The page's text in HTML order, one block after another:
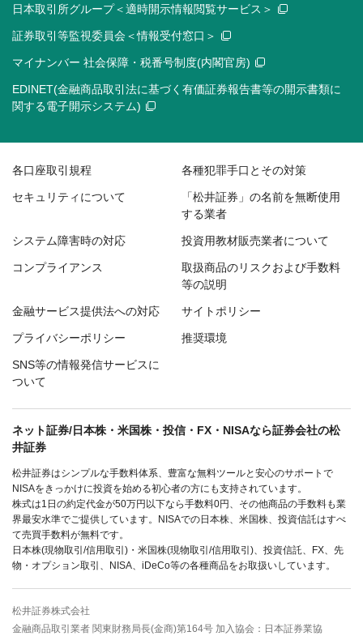
日本取引所グループ＜適時開示情報閲覧サービス＞
証券取引等監視委員会＜情報受付窓口＞
マイナンバー 社会保障・税番号制度(内閣官房)
EDINET(金融商品取引法に基づく有価証券報告書等の開示書類に
関する電子開示システム)
各口座取引規程 各種犯罪手口とその対策
セキュリティについて
「松井証券」の名前を無断使用
する業者
システム障害時の対応 投資用教材販売業者について
コンプライアンス
取扱商品のリスクおよび手数料
等の説明
金融サービス提供法への対応 サイトポリシー
プライバシーポリシー 推奨環境
SNS等の情報発信サービスに
ついて
ネット証券/日本株・米国株・投信・FX・NISAなら証券会社の松
井証券
松井証券はシンプルな手数料体系、豊富な無料ツールと安心のサポートで
NISAをきっかけに投資を始める初心者の方にも支持されています。
株式は1日の約定代金が50万円以下なら手数料0円、その他商品の手数料も業
界最安水準でご提供しています。NISAでの日本株、米国株、投資信託はすべ
て売買手数料が無料です。
日本株(現物取引/信用取引)・米国株(現物取引/信用取引)、投資信託、FX、先
物・オプション取引、NISA、iDeCo等の各種商品をお取扱いしています。
松井証券株式会社
金融商品取引業者 関東財務局長(金商)第164号 加入協会：日本証券業協